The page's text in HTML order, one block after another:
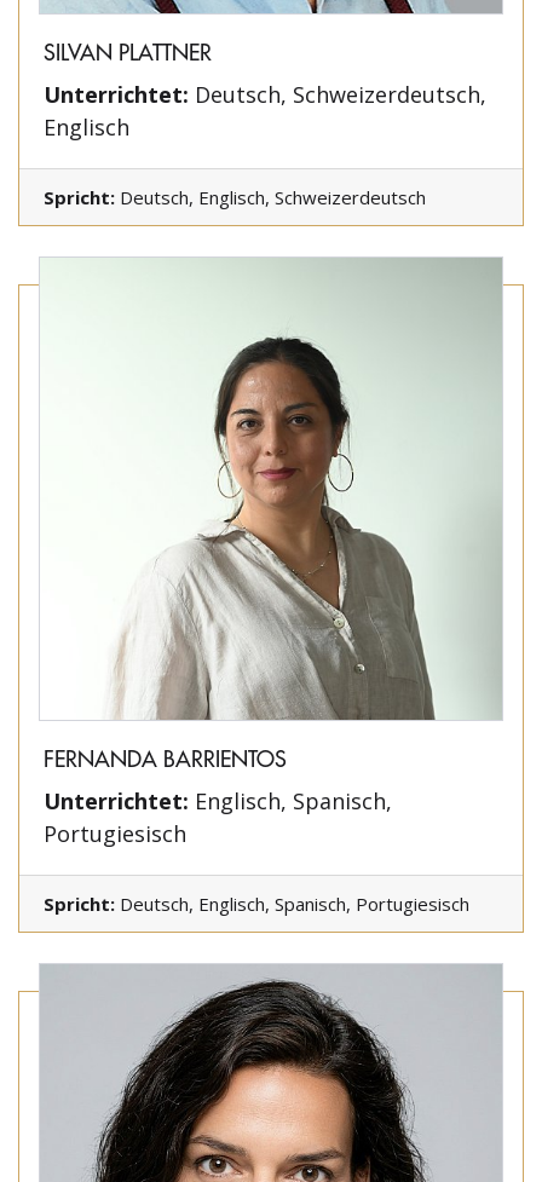
SILVAN PLATTNER
Unterrichtet: Deutsch, Schweizerdeutsch,
Englisch
Spricht: Deutsch, Englisch, Schweizerdeutsch
FERNANDA BARRIENTOS
Unterrichtet: Englisch, Spanisch,
Portugiesisch
Spricht: Deutsch, Englisch, Spanisch, Portugiesisch